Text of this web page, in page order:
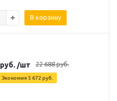
В корзину
руб. /шт 22 688руб.
Экономия 5 672 руб.